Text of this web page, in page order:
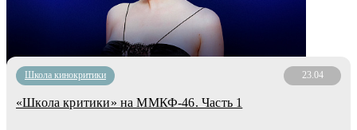
Школа кинокритики 23.04
«Школа критики» на ММКФ-46. Часть 1